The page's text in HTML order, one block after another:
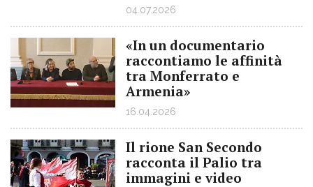
04.07.2026
«In un documentario
raccontiamo le affinità
tra Monferrato e
Armenia»
16.04.2026
Il rione San Secondo
racconta il Palio tra
immagini e video